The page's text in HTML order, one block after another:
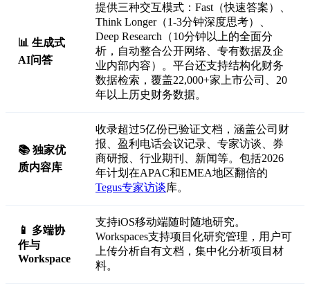
📊 生成式
AI问答
提供三种交互模式：Fast（快速答案）、
Think Longer（1-3分钟深度思考）、
Deep Research（10分钟以上的全面分
析，自动整合公开网络、专有数据及企
业内部内容）。平台还支持结构化财务
数据检索，覆盖22,000+家上市公司、20
年以上历史财务数据。
📚 独家优
质内容库
收录超过5亿份已验证文档，涵盖公司财
报、盈利电话会议记录、专家访谈、券
商研报、行业期刊、新闻等。包括2026
年计划在APAC和EMEA地区翻倍的
Tegus专家访谈库。
📱 多端协
作与
Workspace
支持iOS移动端随时随地研究。
Workspaces支持项目化研究管理，用户可
上传分析自有文档，集中化分析项目材
料。